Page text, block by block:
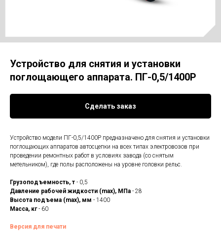
Устройство для снятия и установки
поглощающего аппарата. ПГ-0,5/1400Р
Сделать заказ
Устройство модели ПГ-0,5/1400Р предназначено для снятия и установки
поглощающих аппаратов автосцепки на всех типах электровозов при
проведении ремонтных работ в условиях завода (со снятым
метельником), где полы расположены на уровне головки рельс.
Грузоподъемность, т - 0,5
Давление рабочей жидкости (max), МПа - 28
Высота подъема (max), мм - 1400
Масса, кг- 60
Версия для печати